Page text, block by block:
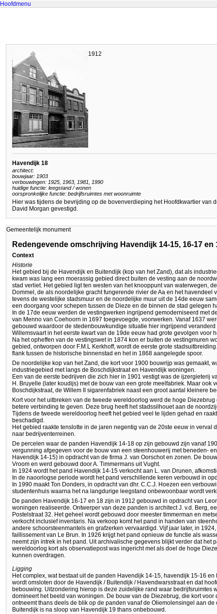
Hoofdmenu
1912
Havendijk 18
architect:
bouwjaar: 1903
verbouwingen: 1925, 1963, 1981, 1990
huidige functie: leegstand / wonen
oorspronkelijke functie: bedrijfsruimtes met woonruimte
Hier was tijdens de bevrijding op de bovenverdieping het Hoofdkwartier van
David Morgan gevestigd.
Gemeentelijk monument
Redengevende omschrijving Havendijk 14-15, 16-17 en
Context
Historie
Het gebied bij de Havendijk en Buitendijk (kop van het Zand), dat als
kwam was lang een moerassig gebied direct buiten de vesting aan de
stad verliet. Het gebied ligt ten westen van het knooppunt van waterwegen,
Dommel, de als noordelijke gracht fungerende rivier de Aa en het havendeel
tevens de westelijke stadsmuur en de noordelijke muur uit de 14de eeuw
een doorgang voor schepen tussen de Dieze en de binnen de stad gelegen
In de 17de eeuw werden de vestingwerken ingrijpend gemoderniseerd met
van Menno van Coehoorn in 1697 toegevoegde, voorwerken. Vanaf 1637
gebouwd waardoor de stedenbouwkundige situatie hier ingrijpend
Willemsvaart in het eerste kwart van de 19de eeuw had grote gevolgen voor
Na het opheffen van de vestingswet in 1874 kon er buiten de vestingmuren
gebied, ontworpen door F.M.L Kerkhoff, wordt de eerste grote
flank tussen de historische binnenstad en het in 1868 aangelegde spoor.
De noordelijke kop van het Zand, die kort voor 1900 bouwrijp was gemaakt,
industriegebied met langs de Boschdijkstraat en Havendijk woningen.
Een van de eerste bedrijven die zich hier in 1901 vestigt was de ijzergieterij
H. Bruyelle (later koudijs) met de bouw van een grote meelfabriek. Maar ook
Boschdijkstraat, de Willem II sigarenfabriek naast een groot aantal kleinere
Kort voor het uitbreken van de tweede wereldoorlog werd de hoge
betere verbinding te geven. Deze brug heeft het stadssilhouet aan de
Tijdens de tweede wereldoorlog heeft het gebied veel te lijden gehad en
beschadigd.
Het gebied raakte tenslotte in de jaren negentig van de 20ste eeuw in verval
naar bedrijventerreinen.
De percelen waar de panden Havendijk 14-18 op zijn gebouwd zijn vanaf
vergunning afgegeven voor de bouw van een steenhouwerij met beneden-
Havendijk 14-15) in opdracht van de firma J. van Oorschot en zonen. De
Vroom en werd gebouwd door A. Timmermans uit Vught.
In 1924 wordt het pand Havendijk 14-15 verkocht aan L. van Drunen,
In de naoorlogse periode wordt het pand verschillende keren verbouwd in
In 1990 maakt Ton Donders, in opdracht van dhr. C.C.J. Hoezen een
studentenhuis waarna het na langdurige leegstand onbewoonbaar wordt
De panden Havendijk 16-17 en 18 zijn in 1912 gebouwd in opdracht van
woningen realiseerde. Ontwerper van deze panden is architect J. v.d. Berg,
Postelstraat 32. Het geheel wordt gebouwd door meester timmerman en
verkocht inclusief inventaris. Na verkoop komt het pand in handen van
andere schoorsteenmantels en grafzerken vervaardigd. Vijf jaar later, in
faillissement van Le Brun. In 1926 krijgt het pand opnieuw de functie als
neemt zijn intrek in het pand. Uit archivalische gegevens blijkt verder dat het
wereldoorlog kort als observatiepost was ingericht met als doel de hoge
kunnen overdragen.
Ligging
Het complex, wat bestaat uit de panden Havendijk 14-15, havendijk 15-16
wordt omsloten door de Havendijk / Buitendijk / Havendwarsstraat en dat
bebouwing. Uitzondering hierop is deze zuidelijke rand waar bedrijfsruimtes
domineert het beeld van woningen. De bouw van de Diezebrug, die kort
ontneemt thans deels de blik op de panden vanaf de Oliemolensingel aan
Buitendijk is na sloop van Havendijk 19 thans onbebouwd.